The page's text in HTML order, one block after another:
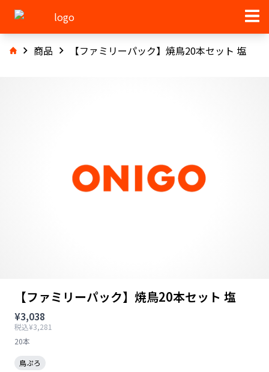
商品 【ファミリーパック】焼鳥20本セット 塩
【ファミリーパック】焼鳥20本セット 塩
¥3,038
税込¥3,281
20本
鳥ぷろ